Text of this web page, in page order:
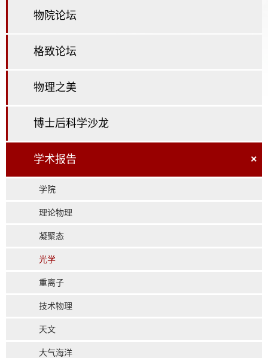
物院论坛
格致论坛
物理之美
博士后科学沙龙
学术报告 ×
学院
理论物理
凝聚态
光学
重离子
技术物理
天文
大气海洋